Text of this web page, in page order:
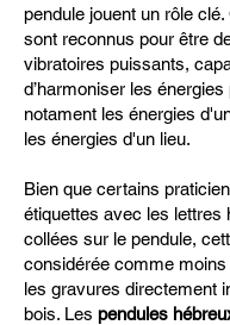
pendule jouent un rôle
sont reconnus pour être
vibratoires puissants,
d’harmoniser les
notament les énergies
les énergies d'un lieu.
Bien que certains
étiquettes avec les lettres
collées sur le pendule,
considérée comme
les gravures directement
bois. Les pendules